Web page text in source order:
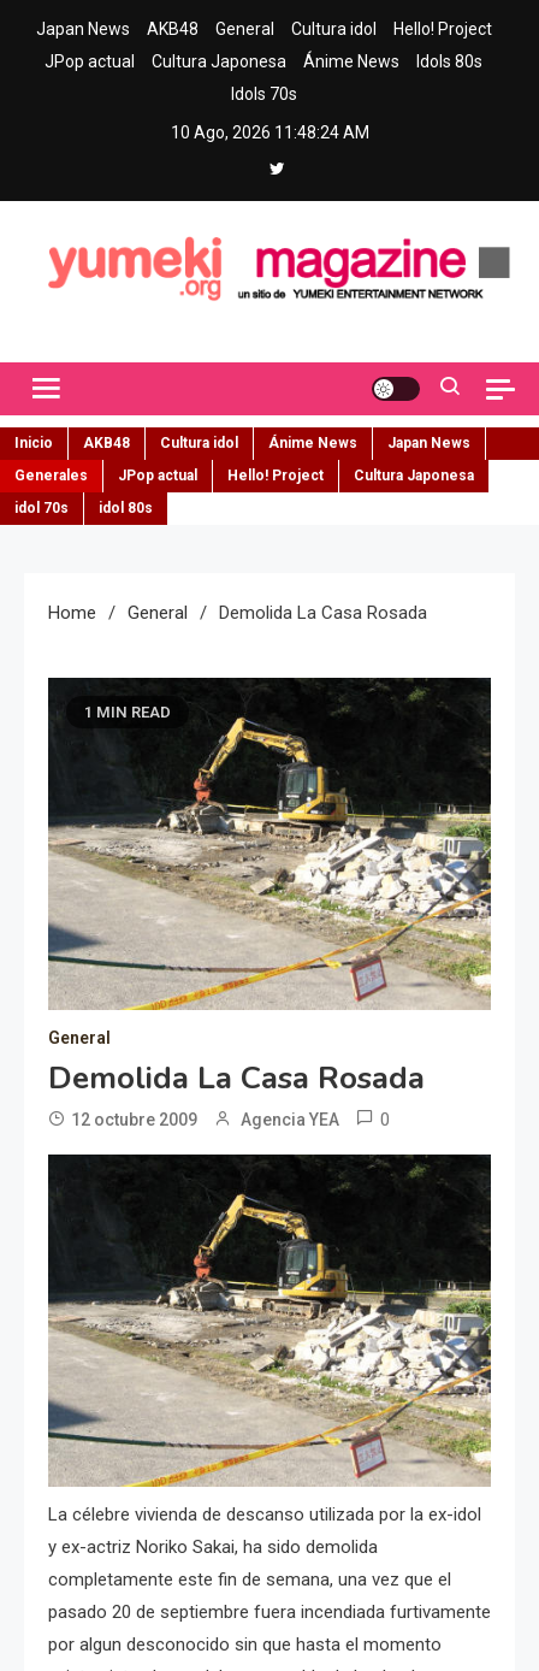
Japan News AKB48 General Cultura idol
Hello! Project
JPop actual
Cultura Japonesa Ánime News
Idols 80s
Idols 70s
10 Ago, 2026 11:48:26 AM
Inicio AKB48 Cultura idol Ánime News
Japan News
Generales
JPop actual Hello! Project
Cultura Japonesa
idol 70s
idol 80s
Home General Demolida La Casa Rosada
1 MIN READ
General
Demolida La Casa Rosada
12 octubre 2009 Agencia YEA 0
La célebre vivienda de descanso utilizada por la ex-idol
y ex-actriz Noriko Sakai, ha sido demolida
completamente este fin de semana, una vez que el
pasado 20 de septiembre fuera incendiada furtivamente
por algun desconocido sin que hasta el momento